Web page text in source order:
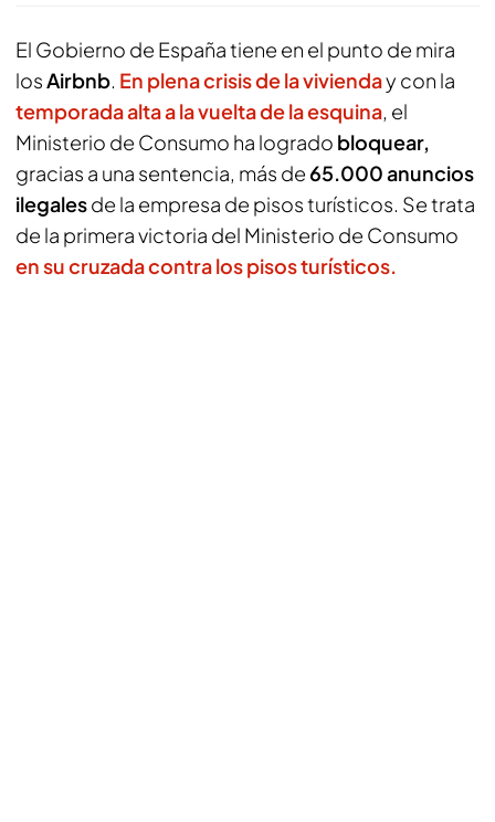
El Gobierno de España tiene en el punto de mira
losAirbnb. En plena crisis de la vivienday con la
temporada alta a la vuelta de la esquina, el
Ministerio de Consumo ha logrado bloquear,
gracias a una sentencia, más de 65.000 anuncios
ilegalesde la empresa de pisos turísticos. Se trata
de la primera victoria del Ministerio de Consumo
en su cruzada contra los pisos turísticos.